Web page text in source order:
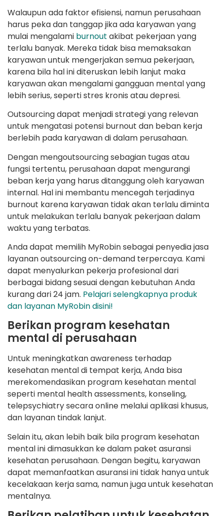
Walaupun ada faktor efisiensi, namun perusahaan
harus peka dan tanggap jika ada karyawan yang
mulai mengalami burnout akibat pekerjaan yang
terlalu banyak. Mereka tidak bisa memaksakan
karyawan untuk mengerjakan semua pekerjaan,
karena bila hal ini diteruskan lebih lanjut maka
karyawan akan mengalami gangguan mental yang
lebih serius, seperti stres kronis atau depresi.
Outsourcing dapat menjadi strategi yang relevan
untuk mengatasi potensi burnout dan beban kerja
berlebih pada karyawan di dalam perusahaan.
Dengan mengoutsourcing sebagian tugas atau
fungsi tertentu, perusahaan dapat mengurangi
beban kerja yang harus ditanggung oleh karyawan
internal. Hal ini membantu mencegah terjadinya
burnout karena karyawan tidak akan terlalu diminta
untuk melakukan terlalu banyak pekerjaan dalam
waktu yang terbatas.
Anda dapat memilih MyRobin sebagai penyedia jasa
layanan outsourcing on-demand terpercaya. Kami
dapat menyalurkan pekerja profesional dari
berbagai bidang sesuai dengan kebutuhan Anda
kurang dari 24 jam. Pelajari selengkapnya produk
dan layanan MyRobin disini!
Berikan program kesehatan
mental di perusahaan
Untuk meningkatkan awareness terhadap
kesehatan mental di tempat kerja, Anda bisa
merekomendasikan program kesehatan mental
seperti mental health assessments, konseling,
telepsychiatry secara online melalui aplikasi khusus,
dan layanan tindak lanjut.
Selain itu, akan lebih baik bila program kesehatan
mental ini dimasukkan ke dalam paket asuransi
kesehatan perusahaan. Dengan begitu, karyawan
dapat memanfaatkan asuransi ini tidak hanya untuk
kecelakaan kerja sama, namun juga untuk kesehatan
mentalnya.